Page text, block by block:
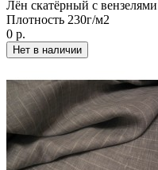
Лён скатёрный с
Плотность 230г/м2
0 р.